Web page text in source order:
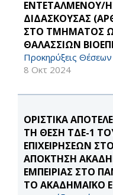
ΕΝΤΕΤΑΛΜΕΝΟΥ/
ΔΙΔΑΣΚΟΥΣΑΣ
ΣΤΟ ΤΜΗΜΑΤΟΣ
ΘΑΛΑΣΣΙΩΝ
Προκηρύξεις Θέσεων
8 Οκτ 2024
ΟΡΙΣΤΙΚΑ
ΤΗ ΘΕΣΗ ΤΔΕ-1
ΕΠΙΧΕΙΡΗΣΕΩΝ
ΑΠΟΚΤΗΣΗ
ΕΜΠΕΙΡΙΑΣ ΣΤΟ
ΤΟ ΑΚΑΔΗΜΑΪΚΟ